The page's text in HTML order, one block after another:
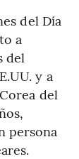
del Día
a
del
y a
del
persona